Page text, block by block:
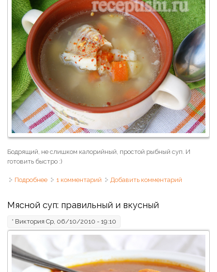
Бодрящий, не слишком калорийный, простой рыбный суп. И
готовить быстро :)
Подробнее о Зимний суп из морского окуня
1 комментарий Добавить комментарий
Мясной суп: правильный и вкусный
* Виктория Ср, 06/10/2010 - 19:10